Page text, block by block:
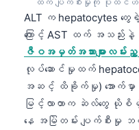
ALT က hepatocytes တွ
ကြောင့် AST ထက် အသည်း
ဇီဝအမှတ်အသားများလမ်း
လုပ်ဆောင်မှုထက်
အဆင့် ထိခိုက်မှု) အောက်မှာ
မြင့်လာတာက ဆဲလ်တွေ ယို
နေ အမြဲတမ်း ပျက်စီးမှု ဘ